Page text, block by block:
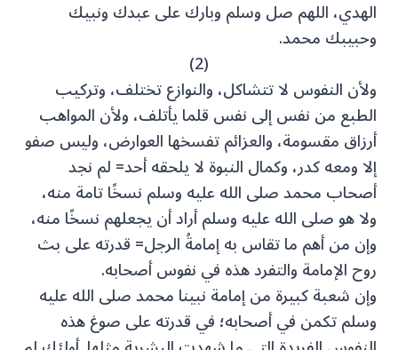
الهدي، اللهم صل وسلم وبارك على عبدك ونبيك
وحبيبك محمد.
(2)
ولأن النفوس لا تتشاكل، والنوازع تختلف، وتركيب
الطبع من نفس إلى نفس قلما يأتلف، ولأن المواهب
أرزاق مقسومة، والعزائم تفسخها العوارض، وليس صفو
إلا ومعه كدر، وكمال النبوة لا يلحقه أحد= لم نجد
أصحاب محمد صلى الله عليه وسلم نسخًا تامة منه،
ولا هو صلى الله عليه وسلم أراد أن يجعلهم نسخًا منه،
وإن من أهم ما تقاس به إمامةُ الرجل= قدرته على بث
روح الإمامة والتفرد هذه في نفوس أصحابه.
وإن شعبة كبيرة من إمامة نبينا محمد صلى الله عليه
وسلم تكمن في أصحابه؛ في قدرته على صوغ هذه